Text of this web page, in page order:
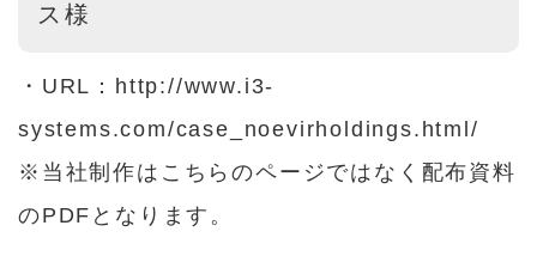
ス様
・URL： http://www.i3-
systems.com/case_noevirholdings.html/
※当社制作はこちらのページではなく配布資料
のPDFとなります。